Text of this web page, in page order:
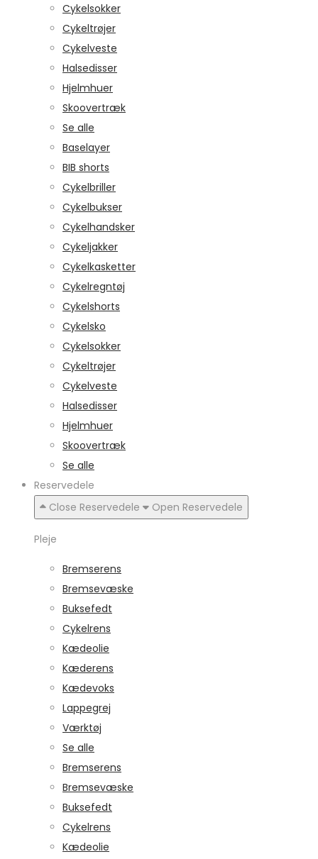
Cykelsokker
Cykeltrøjer
Cykelveste
Halsedisser
Hjelmhuer
Skoovertræk
Se alle
Baselayer
BIB shorts
Cykelbriller
Cykelbukser
Cykelhandsker
Cykeljakker
Cykelkasketter
Cykelregntøj
Cykelshorts
Cykelsko
Cykelsokker
Cykeltrøjer
Cykelveste
Halsedisser
Hjelmhuer
Skoovertræk
Se alle
Reservedele
Close Reservedele
Open Reservedele
Pleje
Bremserens
Bremsevæske
Buksefedt
Cykelrens
Kædeolie
Kæderens
Kædevoks
Lappegrej
Værktøj
Se alle
Bremserens
Bremsevæske
Buksefedt
Cykelrens
Kædeolie